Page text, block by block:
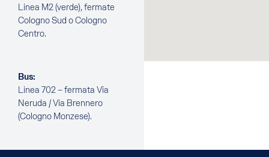
Linea M2 (verde), fermate
Cologno Sud o Cologno
Centro.
Bus:
Linea 702 – fermata Via
Neruda / Via Brennero
(Cologno Monzese).